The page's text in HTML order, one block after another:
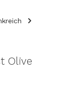
Olive